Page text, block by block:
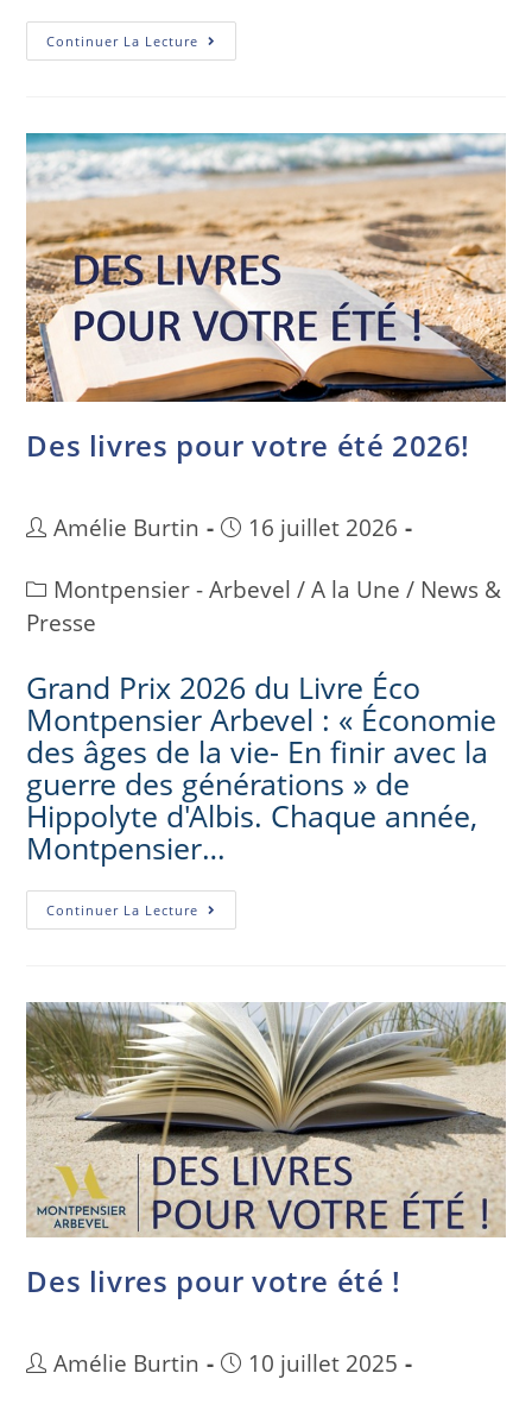
Continuer La Lecture
Des livres pour votre été 2026!
Amélie Burtin
16 juillet 2026
Montpensier - Arbevel / A la Une / News &
Presse
Grand Prix 2026 du Livre Éco
Montpensier Arbevel : « Économie
des âges de la vie- En finir avec la
guerre des générations » de
Hippolyte d'Albis. Chaque année,
Montpensier…
Continuer La Lecture
Des livres pour votre été !
Amélie Burtin
10 juillet 2025